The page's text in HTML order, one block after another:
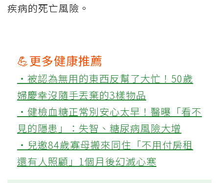
疾病的死亡風險。
💪更多健康推薦
‧被認為無用的東西反幫了大忙！50歲
婦慶幸沒隨手丟棄的3樣物品
‧健檢血糖正常別安心太早！醫曝「看不
見的隱患」：失智、糖尿病風險大增
‧兒邀84歲寡母搬來同住「不用付房租
還有人照顧」1個月後幻滅心寒